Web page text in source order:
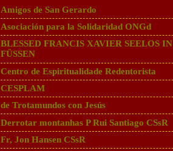
Amigos de San Gerardo
Asociación para la Solidaridad ONGd
BLESSED FRANCIS XAVIER SEELOS IN
FÜSSEN
Centro de Espiritualidade Redentorista
CESPLAM
de Trotamundos con Jesús
Derrotar montanhas P Rui Santiago CSsR
Fr, Jon Hansen CSsR